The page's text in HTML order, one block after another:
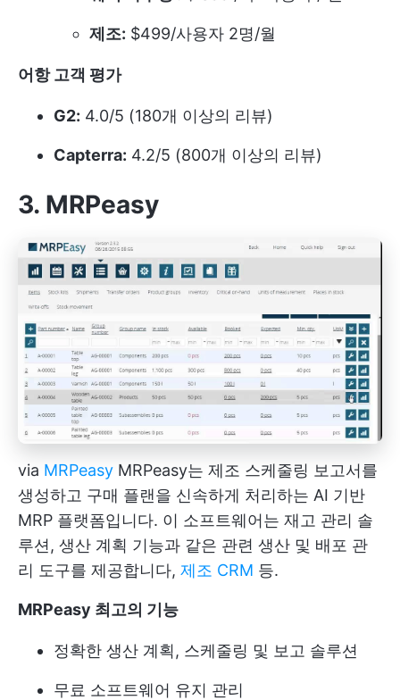
제조: $499/사용자 2명/월
어항 고객 평가
G2: 4.0/5 (180개 이상의 리뷰)
Capterra: 4.2/5 (800개 이상의 리뷰)
3. MRPeasy
via MRPeasy MRPeasy는 제조 스케줄링 보고서를
생성하고 구매 플랜을 신속하게 처리하는 AI 기반
MRP 플랫폼입니다. 이 소프트웨어는 재고 관리 솔
루션, 생산 계획 기능과 같은 관련 생산 및 배포 관
리 도구를 제공합니다, 제조 CRM 등.
MRPeasy 최고의 기능
정확한 생산 계획, 스케줄링 및 보고 솔루션
무료 소프트웨어 유지 관리